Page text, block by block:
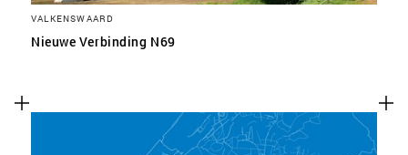
VALKENSWAARD
Nieuwe Verbinding N69